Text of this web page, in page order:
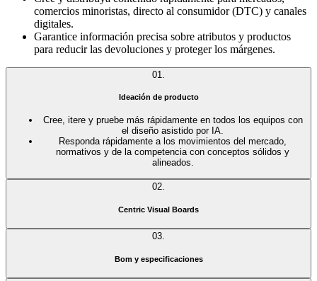
comercios minoristas, directo al consumidor (DTC) y canales
digitales.
Garantice información precisa sobre atributos y productos
para reducir las devoluciones y proteger los márgenes.
01
Ideación de producto
Cree, itere y pruebe más rápidamente en todos los equipos con
el diseño asistido por IA.
Responda rápidamente a los movimientos del mercado,
normativos y de la competencia con conceptos sólidos y
alineados.
02.
Centric Visual Boards
Visualice, alinee y racionalice diferentes carteras y
combinaciones de SKU.
y diseños.
03.
Bom y especificaciones